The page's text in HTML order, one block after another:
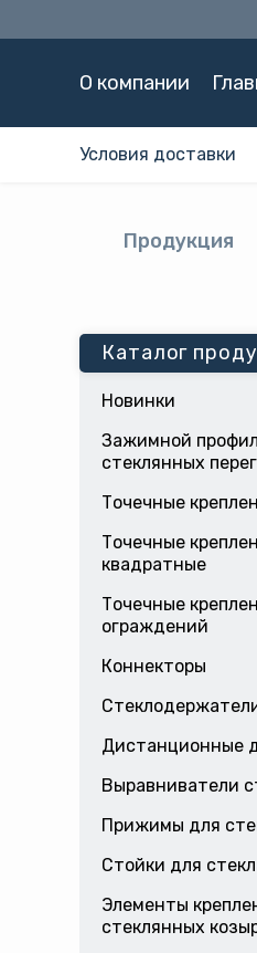
О компании
Условия доставки
Продукция
Каталог
Новинки
Зажимной
стеклянных
Точечные
Точечные
квадратные
Точечные
ограждений
Коннекторы
Дистанционные
Выравниватели
Прижимы для
Стойки для
Элементы
стеклянных